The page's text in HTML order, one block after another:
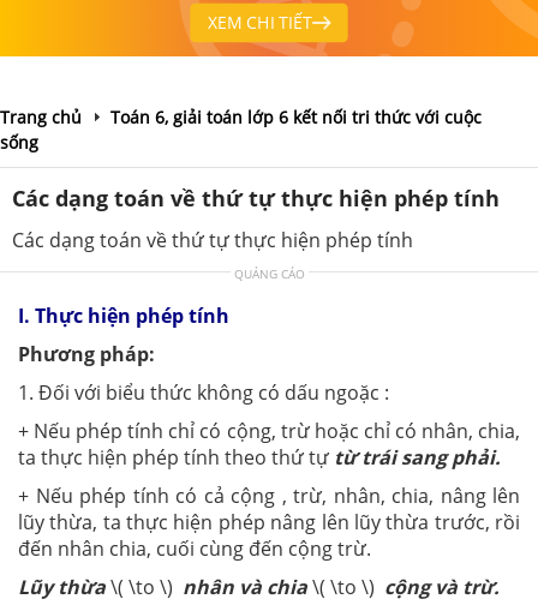
XEM CHI TIẾT
Trang chủ
Toán 6, giải toán lớp 6 kết nối tri thức với cuộc
sống
Các dạng toán về thứ tự thực hiện phép tính
Các dạng toán về thứ tự thực hiện phép tính
QUẢNG CÁO
I. Thực hiện phép tính
Phương pháp:
1. Đối với biểu thức không có dấu ngoặc :
+ Nếu phép tính chỉ có cộng, trừ hoặc chỉ có nhân, chia,
ta thực hiện phép tính theo thứ tự từ trái sang phải.
+ Nếu phép tính có cả cộng , trừ, nhân, chia, nâng lên
lũy thừa, ta thực hiện phép nâng lên lũy thừa trước, rồi
đến nhân chia, cuối cùng đến cộng trừ.
Lũy thừa\( \to \) nhân và chia\( \to \) cộng và trừ.